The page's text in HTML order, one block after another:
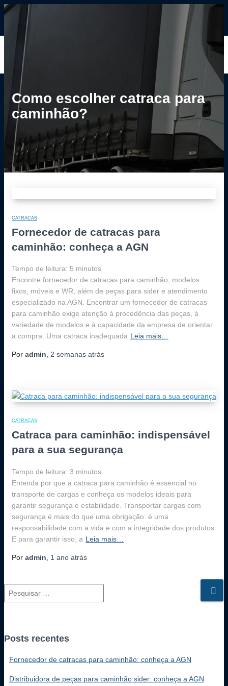
ALTERNAR
NAVEGAÇÃO
HOME
BLOG
CONTATO
Como escolher catraca para
caminhão?
CATRACAS
Fornecedor de catracas para
caminhão: conheça a AGN
Tempo de leitura: 5 minutos
Encontre fornecedor de catracas para caminhão, modelos
fixos, móveis e WR, além de peças para sider e atendimento
especializado na AGN. Encontrar um fornecedor de catracas
para caminhão exige atenção à procedência das peças, à
variedade de modelos e à capacidade da empresa de orientar
a compra. Uma catraca inadequada Leia mais…
Por admin, 2 semanas atrás
CATRACAS
Catraca para caminhão: indispensável
para a sua segurança
Tempo de leitura: 3 minutos
Entenda por que a catraca para caminhão é essencial no
transporte de cargas e conheça os modelos ideais para
garantir segurança e estabilidade. Transportar cargas com
segurança é mais do que uma obrigação: é uma
responsabilidade com a vida e com a integridade dos produtos.
E para garantir isso, a Leia mais…
Por admin 1 ano atrás
e
u
Posts recentes
Fornecedor de catracas para caminhão: conheça a AGN
Distribuidora de peças para caminhão sider: conheça a AGN